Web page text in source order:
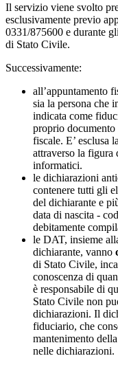
Il servizio viene svolto
esclusivamente previo
0331/875600 e durante
di Stato Civile.
Successivamente:
all’appuntamento
sia la persona che
indicata come
proprio
fiscale. E’ esclusa
attraverso la figura
informatici.
le dichiarazioni
contenere tutti gli
del dichiarante e
data di nascita -
debitamente
le DAT, insieme
dichiarante, vanno
di Stato Civile,
conoscenza di
è responsabile di
Stato Civile non
dichiarazioni. Il
fiduciario, che
mantenimento
nelle dichiarazioni.